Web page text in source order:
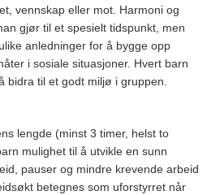
vennskap eller mot. Harmoni og
gjør til et spesielt tidspunkt, men
anledninger for å bygge opp
i sosiale situasjoner. Hvert barn
bidra til et godt miljø i gruppen.
lengde (minst 3 timer, helst to
mulighet til å utvikle en sunn
pauser og mindre krevende arbeid
betegnes som uforstyrret når